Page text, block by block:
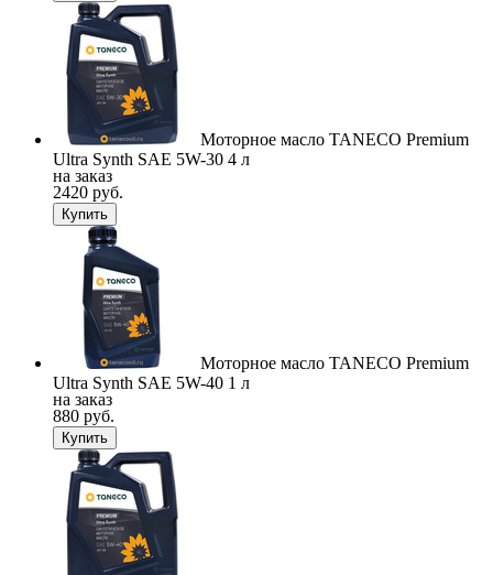
Моторное масло TANECO Premium
Ultra Synth SAE 5W-30 4 л
на заказ
2420 руб.
Купить
Моторное масло TANECO Premium
Ultra Synth SAE 5W-40 1 л
на заказ
880 руб.
Купить